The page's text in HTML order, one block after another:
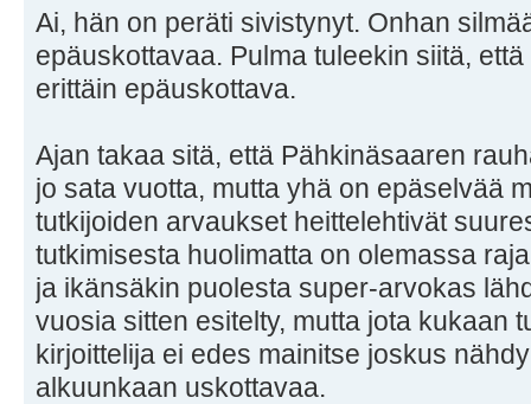
Ai, hän on peräti sivistynyt. Onhan
epäuskottavaa. Pulma tuleekin siitä,
erittäin epäuskottava.
Ajan takaa sitä, että Pähkinäsaaren
jo sata vuotta, mutta yhä on epäselvää
tutkijoiden arvaukset heittelehtivät
tutkimisesta huolimatta on olemassa
ja ikänsäkin puolesta super-arvokas
vuosia sitten esitelty, mutta jota kukaan
kirjoittelija ei edes mainitse joskus
alkuunkaan uskottavaa.